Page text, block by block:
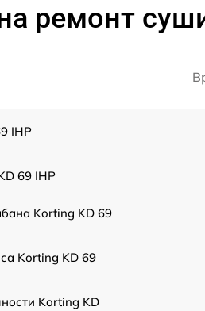
ремонт
IHP
69 IHP
Korting KD 69
Korting KD 69
Korting KD